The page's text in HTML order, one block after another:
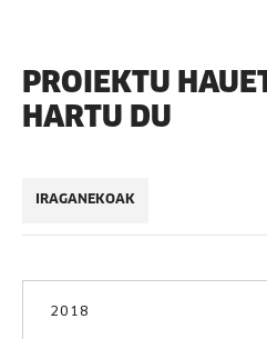
PROIEKTU
HARTU DU
IRAGANEKOAK
2018